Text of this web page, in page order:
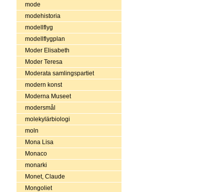
mode
modehistoria
modellflyg
modellflygplan
Moder Elisabeth
Moder Teresa
Moderata samlingspartiet
modern konst
Moderna Museet
modersmål
molekylärbiologi
moln
Mona Lisa
Monaco
monarki
Monet, Claude
Mongoliet